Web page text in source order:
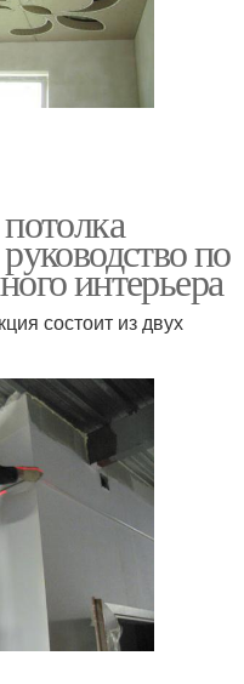
по
интерьера
состоит из двух